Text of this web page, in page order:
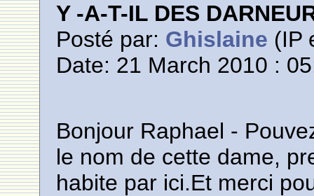
Y -A-T-IL DES
Posté par: Ghislaine (IP
Date: 21 March 2010 :
Bonjour Raphael -
le nom de cette dame,
habite par ici.Et merci